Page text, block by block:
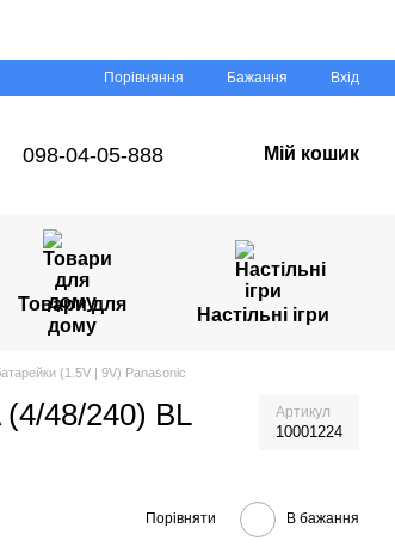
Порівняння Бажання Вхід
098-04-05-888 Мій кошик
Товари для
дому
Настільні ігри
(1.5V | 9V) Panasonic
48/240) BL Артикул
10001224
Порівняти В бажання